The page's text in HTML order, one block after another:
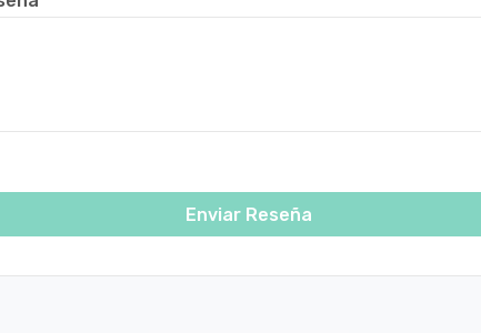
Enviar Reseña